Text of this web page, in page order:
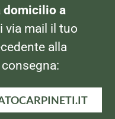
domicilio a
via mail il tuo
alla